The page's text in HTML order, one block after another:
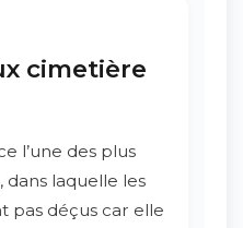
cimetière
l’une des plus
dans laquelle les
pas déçus car elle